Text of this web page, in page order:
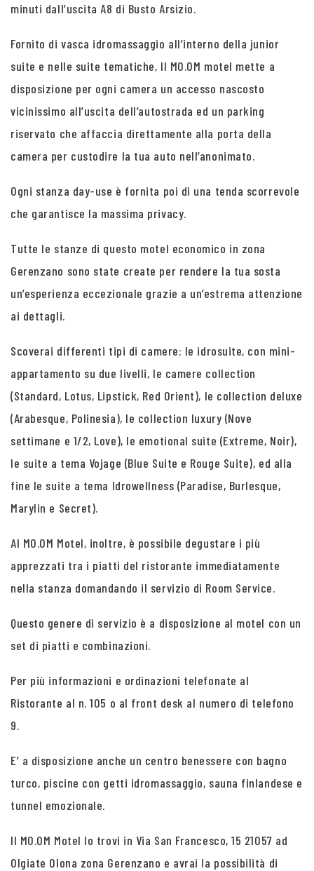
minuti dall’uscita A8 di Busto Arsizio.
Fornito di vasca idromassaggio all’interno della junior
suite e nelle suite tematiche, Il MO.OM motel mette a
disposizione per ogni camera un accesso nascosto
vicinissimo all’uscita dell’autostrada ed un parking
riservato che affaccia direttamente alla porta della
camera per custodire la tua auto nell’anonimato.
Ogni stanza day-use è fornita poi di una tenda scorrevole
che garantisce la massima privacy.
Tutte le stanze di questo motel economico in zona
Gerenzano sono state create per rendere la tua sosta
un’esperienza eccezionale grazie a un’estrema attenzione
ai dettagli.
Scoverai differenti tipi di camere: le idrosuite, con mini-
appartamento su due livelli, le camere collection
(Standard, Lotus, Lipstick, Red Orient), le collection deluxe
(Arabesque, Polinesia), le collection luxury (Nove
settimane e 1/2, Love), le emotional suite (Extreme, Noir),
le suite a tema Vojage (Blue Suite e Rouge Suite), ed alla
fine le suite a tema Idrowellness (Paradise, Burlesque,
Marylin e Secret).
Al MO.OM Motel, inoltre, è possibile degustare i più
apprezzati tra i piatti del ristorante immediatamente
nella stanza domandando il servizio di Room Service.
Questo genere di servizio è a disposizione al motel con un
set di piatti e combinazioni.
Per più informazioni e ordinazioni telefonate al
Ristorante al n. 105 o al front desk al numero di telefono
9.
E’ a disposizione anche un centro benessere con bagno
turco, piscine con getti idromassaggio, sauna finlandese e
tunnel emozionale.
Il MO.OM Motel lo trovi in Via San Francesco, 15 21057 ad
Olgiate Olona zona Gerenzano e avrai la possibilità di